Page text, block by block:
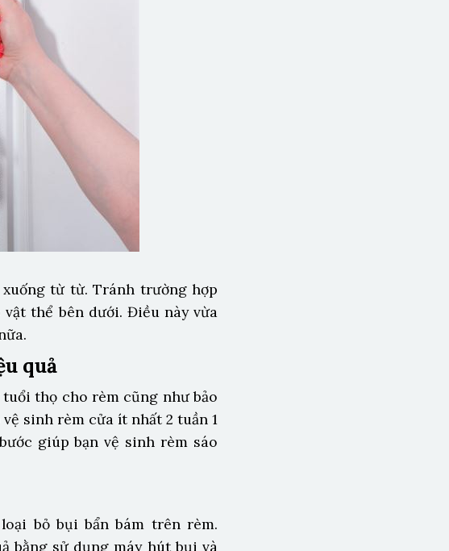
từ từ. Tránh trường hợp
thể bên dưới. Điều này vừa
quả
thọ cho rèm cũng như bảo
sinh rèm cửa ít nhất 2 tuần 1
giúp bạn vệ sinh rèm sáo
bỏ bụi bẩn bám trên rèm.
bằng sử dụng máy hút bụi và